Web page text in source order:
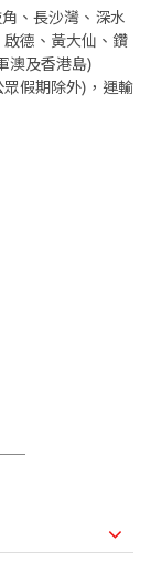
、長沙灣、深水
德、黃大仙、鑽
澳及香港島)
假期除外)，運輸